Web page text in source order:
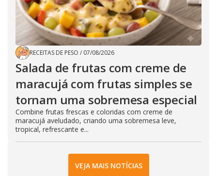
RECEITAS DE PESO / 07/08/2026
Salada de frutas com creme de
maracujá com frutas simples se
tornam uma sobremesa especial
Combine frutas frescas e coloridas com creme de
maracujá aveludado, criando uma sobremesa leve,
tropical, refrescante e...
VEJA MAIS NOTÍCIAS